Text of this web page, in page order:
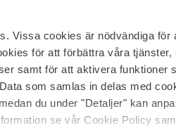
Vissa cookies är nödvändiga för
för att förbättra våra tjänster,
samt för att aktivera funktioner
som samlas in delas med
du under "Detaljer" kan
se vår Cookie Policy
FAQ
Spåra min beställning
Returer &
reklamationer